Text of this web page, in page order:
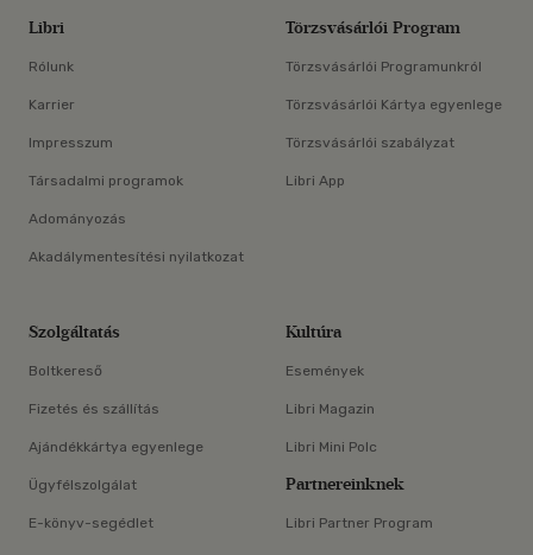
Libri
Rólunk
Karrier
Impresszum
Társadalmi programok
Adományozás
Akadálymentesítési nyilatkozat
Törzsvásárlói Program
Törzsvásárlói Programunkról
Törzsvásárlói Kártya egyenlege
Törzsvásárlói szabályzat
Libri App
Szolgáltatás
Boltkereső
Fizetés és szállítás
Ajándékkártya egyenlege
Ügyfélszolgálat
E-könyv-segédlet
Kultúra
Események
Libri Magazin
Libri Mini Polc
Partnereinknek
Libri Partner Program